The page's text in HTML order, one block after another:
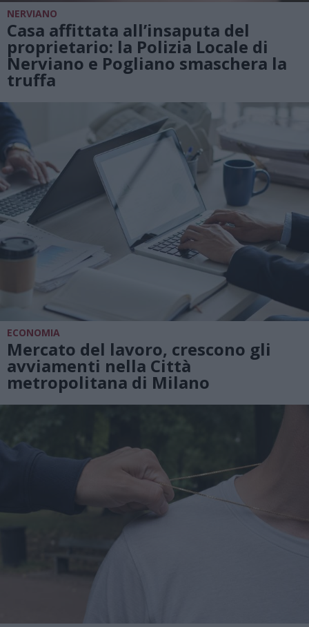
NERVIANO
Casa affittata all’insaputa del
proprietario: la Polizia Locale di
Nerviano e Pogliano smaschera la
truffa
ECONOMIA
Mercato del lavoro, crescono gli
avviamenti nella Città
metropolitana di Milano